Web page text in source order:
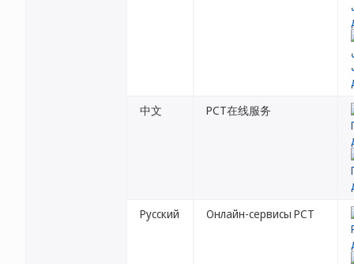
中文 PCT在线服务
Русский Онлайн-сервисы PCT